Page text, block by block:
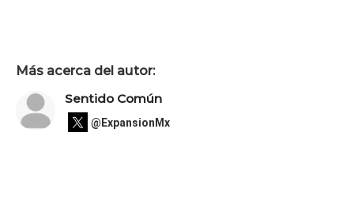
Más acerca del autor:
Sentido Común
@ExpansionMx